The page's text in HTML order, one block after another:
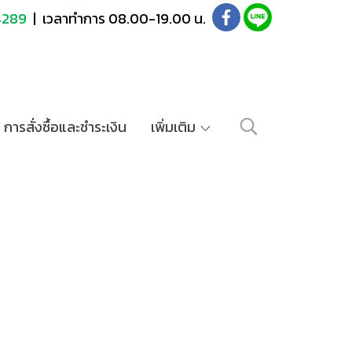
| เวลาทำการ 08.00-19.00 น.
การสั่งซื้อและชำระเงิน เพิ่มเติม